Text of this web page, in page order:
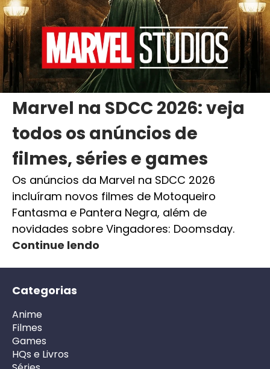
Marvel na SDCC 2026: veja
todos os anúncios de
filmes, séries e games
Os anúncios da Marvel na SDCC 2026
incluíram novos filmes de Motoqueiro
Fantasma e Pantera Negra, além de
novidades sobre Vingadores: Doomsday.
Continue lendo
Categorias
Anime
Filmes
Games
HQs e Livros